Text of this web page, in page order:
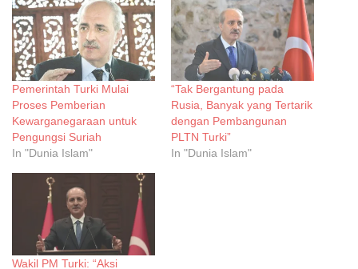
Pemerintah Turki Mulai
Proses Pemberian
Kewarganegaraan untuk
Pengungsi Suriah
In "Dunia Islam"
“Tak Bergantung pada
Rusia, Banyak yang Tertarik
dengan Pembangunan
PLTN Turki”
In "Dunia Islam"
Wakil PM Turki: “Aksi